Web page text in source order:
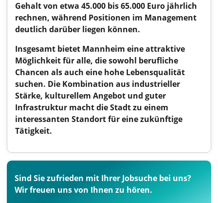
Gehalt von etwa 45.000 bis 65.000 Euro jährlich
rechnen, während Positionen im Management
deutlich darüber liegen können.
Insgesamt bietet Mannheim eine attraktive
Möglichkeit für alle, die sowohl berufliche
Chancen als auch eine hohe Lebensqualität
suchen. Die Kombination aus industrieller
Stärke, kulturellem Angebot und guter
Infrastruktur macht die Stadt zu einem
interessanten Standort für eine zukünftige
Tätigkeit.
Sind Sie zufrieden mit Ihrer Jobsuche bei uns?
Wir freuen uns von Ihnen zu hören.